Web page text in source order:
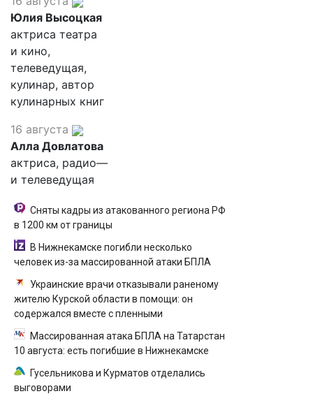
Юлия Высоцкая
актриса театра
и кино,
телеведущая,
кулинар, автор
кулинарных книг
16 августа
Алла Довлатова
актриса, радио—
и телеведущая
Сняты кадры из атакованного региона РФ
в 1200 км от границы
В Нижнекамске погибли несколько
человек из-за массированной атаки БПЛА
Украинские врачи отказывали раненому
жителю Курской области в помощи: он
содержался вместе с пленными
Массированная атака БПЛА на Татарстан
10 августа: есть погибшие в Нижнекамске
Гусельникова и Курматов отделались
выговорами